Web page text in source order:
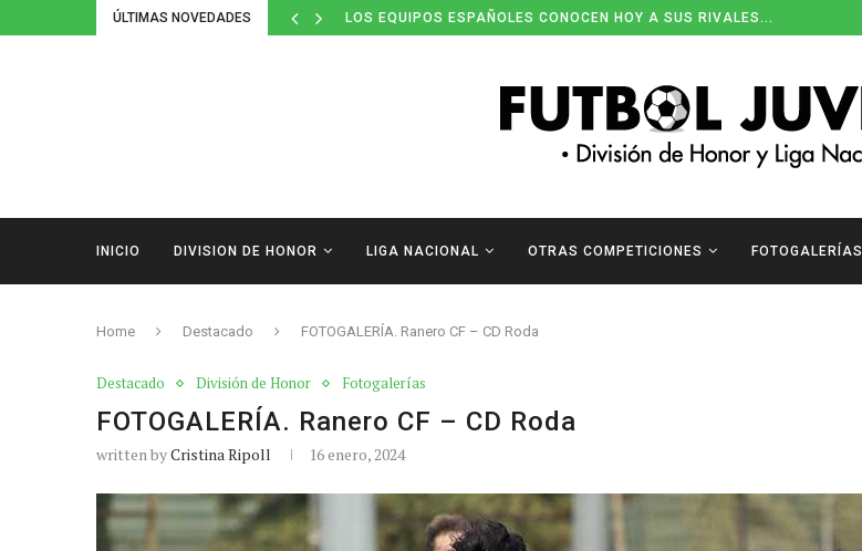
ÚLTIMAS NOVEDADES LOS EQUIPOS ESPAÑOLES CONOCEN HOY A SUS RIVALES...
INICIO DIVISION DE HONOR LIGA NACIONAL OTRAS COMPETICIONES FOTOGALERÍAS
Home Destacado FOTOGALERÍA. Ranero CF – CD Roda
Destacado División de Honor Fotogalerías
FOTOGALERÍA. Ranero CF – CD Roda
written byCristina Ripoll 16 enero, 2024